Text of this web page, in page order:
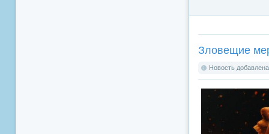
Зловещие
Новость